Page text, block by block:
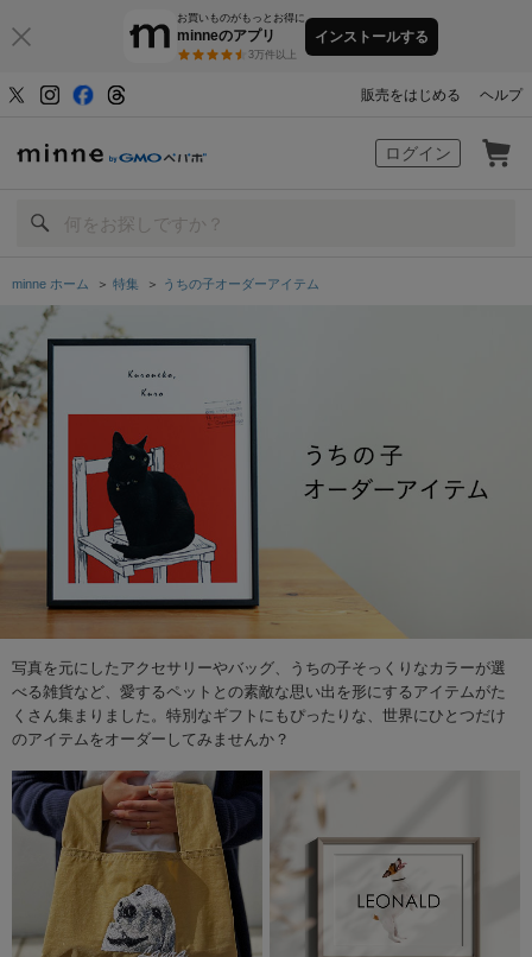
お買いものがもっとお得に
minneのアプリ
3万件以上
インストールする
販売をはじめる ヘルプ
ログイン
minne ホーム ＞ 特集 ＞ うちの子オーダーアイテム
写真を元にしたアクセサリーやバッグ、うちの子そっくりなカラーが選
べる雑貨など、愛するペットとの素敵な思い出を形にするアイテムがた
くさん集まりました。特別なギフトにもぴったりな、世界にひとつだけ
のアイテムをオーダーしてみませんか？